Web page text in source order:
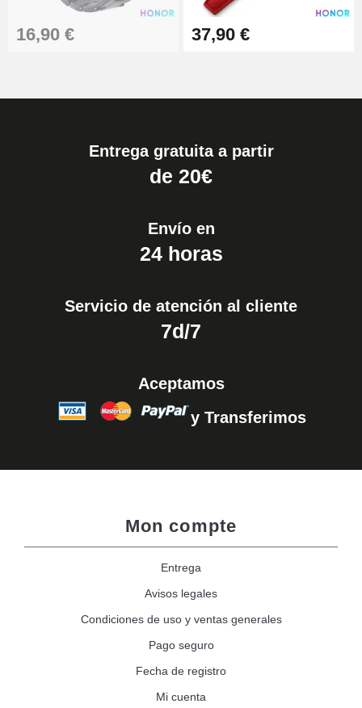
16,90 € 37,90 €
Entrega gratuita a partir
de 20€
Envío en
24 horas
Servicio de atención al cliente
7d/7
Aceptamos
y Transferimos
Mon compte
Entrega
Avisos legales
Condiciones de uso y ventas generales
Pago seguro
Fecha de registro
Mi cuenta